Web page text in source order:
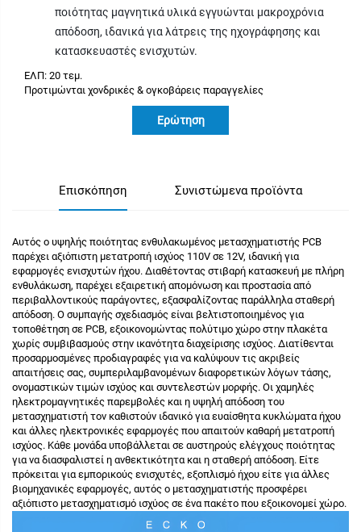
ποιότητας μαγνητικά υλικά εγγυώνται μακροχρόνια
απόδοση, ιδανικά για λάτρεις της ηχογράφησης και
κατασκευαστές ενισχυτών.
ΕΛΠ: 20 τεμ.
Προτιμώνται χονδρικές & ογκοβάρεις παραγγελίες
Ερώτηση
Επισκόπηση Συνιστώμενα προϊόντα
Αυτός ο υψηλής ποιότητας ενθυλακωμένος μετασχηματιστής PCB
παρέχει αξιόπιστη μετατροπή ισχύος 110V σε 12V, ιδανική για
εφαρμογές ενισχυτών ήχου. Διαθέτοντας στιβαρή κατασκευή με πλήρη
ενθυλάκωση, παρέχει εξαιρετική απομόνωση και προστασία από
περιβαλλοντικούς παράγοντες, εξασφαλίζοντας παράλληλα σταθερή
απόδοση. Ο συμπαγής σχεδιασμός είναι βελτιστοποιημένος για
τοποθέτηση σε PCB, εξοικονομώντας πολύτιμο χώρο στην πλακέτα
χωρίς συμβιβασμούς στην ικανότητα διαχείρισης ισχύος. Διατίθενται
προσαρμοσμένες προδιαγραφές για να καλύψουν τις ακριβείς
απαιτήσεις σας, συμπεριλαμβανομένων διαφορετικών λόγων τάσης,
ονομαστικών τιμών ισχύος και συντελεστών μορφής. Οι χαμηλές
ηλεκτρομαγνητικές παρεμβολές και η υψηλή απόδοση του
μετασχηματιστή τον καθιστούν ιδανικό για ευαίσθητα κυκλώματα ήχου
και άλλες ηλεκτρονικές εφαρμογές που απαιτούν καθαρή μετατροπή
ισχύος. Κάθε μονάδα υποβάλλεται σε αυστηρούς ελέγχους ποιότητας
για να διασφαλιστεί η ανθεκτικότητα και η σταθερή απόδοση. Είτε
πρόκειται για εμπορικούς ενισχυτές, εξοπλισμό ήχου είτε για άλλες
βιομηχανικές εφαρμογές, αυτός ο μετασχηματιστής προσφέρει
αξιόπιστο μετασχηματισμό ισχύος σε ένα πακέτο που εξοικονομεί χώρο.